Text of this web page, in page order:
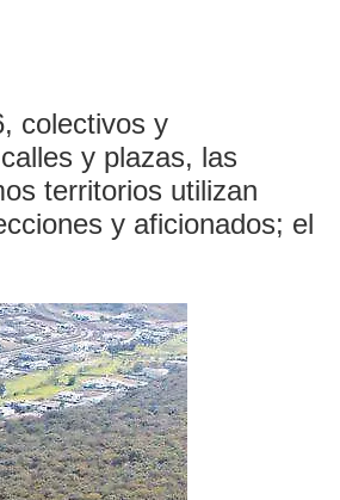
colectivos y
y plazas, las
territorios utilizan
y aficionados; el